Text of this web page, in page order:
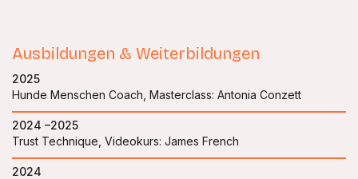
Ausbildungen & Weiterbildungen
2025
Hunde Menschen Coach, Masterclass: Antonia Conzett
2024 –2025
Trust Technique, Videokurs: James French
2024